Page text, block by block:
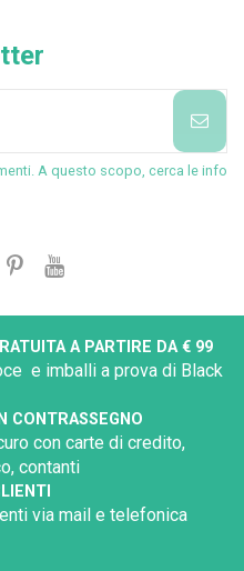
A questo scopo, cerca le info
A PARTIRE DA € 99
e imballi a prova di Black
CONTRASSEGNO
con carte di credito,
contanti
via mail e telefonica